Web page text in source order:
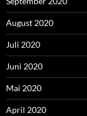
August 2020
Juli 2020
Juni 2020
Mai 2020
April 2020